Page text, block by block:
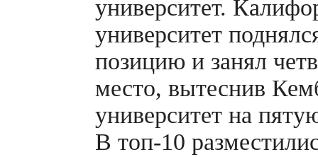
университет.
университет
позицию и занял
место, вытеснив
университет на
В топ-10